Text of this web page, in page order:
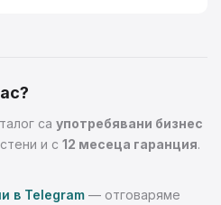
са употребявани бизнес
и с 12 месеца гаранция.
в Telegram — отговаряме